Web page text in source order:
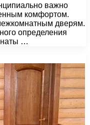
важно
комфортом.
дверям.
определения
…